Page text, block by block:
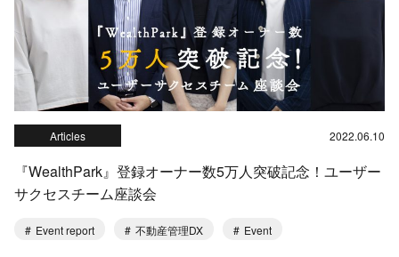
Articles 2022.06.10
『WealthPark』登録オーナー数5万人突破記念！ユーザー
サクセスチーム座談会
Event report 不動産管理DX Event